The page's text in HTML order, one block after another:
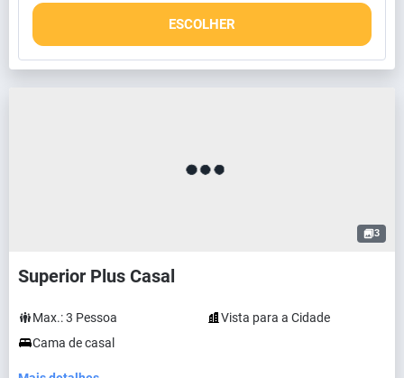
ESCOLHER
3
Superior Plus Casal
Max.:3 Pessoa
Vista para a Cidade
Cama de casal